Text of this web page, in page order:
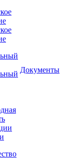
Документы